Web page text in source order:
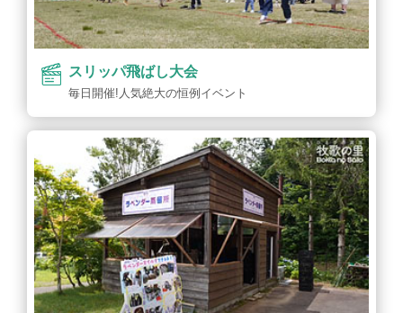
スリッパ飛ばし大会
毎日開催!人気絶大の恒例イベント